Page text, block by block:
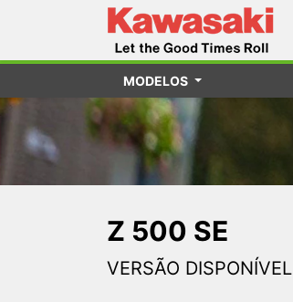
MODELOS
Z 500 SE
VERSÃO DISPONÍVEL